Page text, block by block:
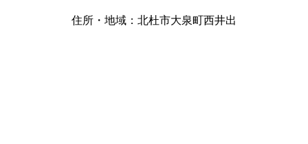
住所・地域：北杜市大泉町西井出